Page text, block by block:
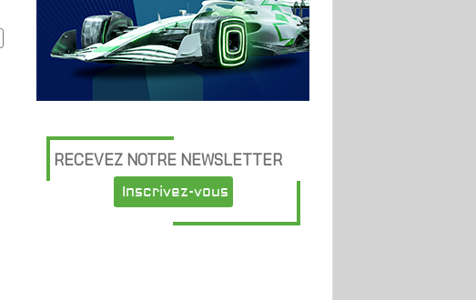
RECEVEZ NOTRE NEWSLETTER
Inscrivez-vous